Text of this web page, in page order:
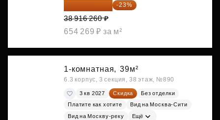
29 965 520 ₽ -23%
38 916 260 ₽
654 269 ₽ за м²
1-комнатная, 39м²
6.3 корпус, 3 секция, 38 этаж, №890
3 кв 2027 Скидка
Без отделки
Платите как хотите
Вид на Москва-Сити
Вид на Москву-реку Ещё